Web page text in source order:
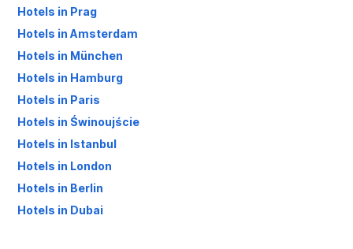
Hotels in Prag
Hotels in Amsterdam
Hotels in München
Hotels in Hamburg
Hotels in Paris
Hotels in Świnoujście
Hotels in Istanbul
Hotels in London
Hotels in Berlin
Hotels in Dubai